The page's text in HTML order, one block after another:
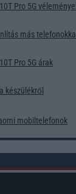
Pro 5G
más
Pro 5G árak
készülékről
mobiltelefonok